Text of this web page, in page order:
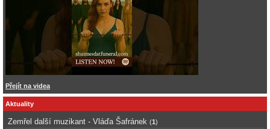
Přejít na videa
Aktuality
Zemřel další muzikant - Vláďa Šafránek (1)